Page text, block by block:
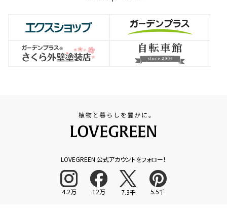
LOVEGREEN 公式アカウントをフォロー！
4.2万 12万 7.3千 5.5千